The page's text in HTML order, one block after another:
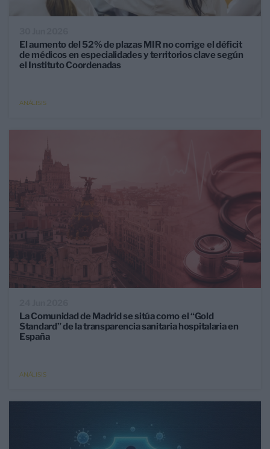
El aumento del 52% de plazas MIR no corrige el déficit
de médicos en especialidades y territorios clave según
el Instituto Coordenadas
ANÁLISIS
La Comunidad de Madrid se sitúa como el “Gold
Standard” de la transparencia sanitaria hospitalaria en
España
ANÁLISIS